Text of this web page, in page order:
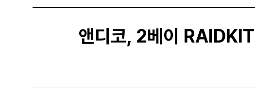
앤디코, 2베이 RAIDKIT